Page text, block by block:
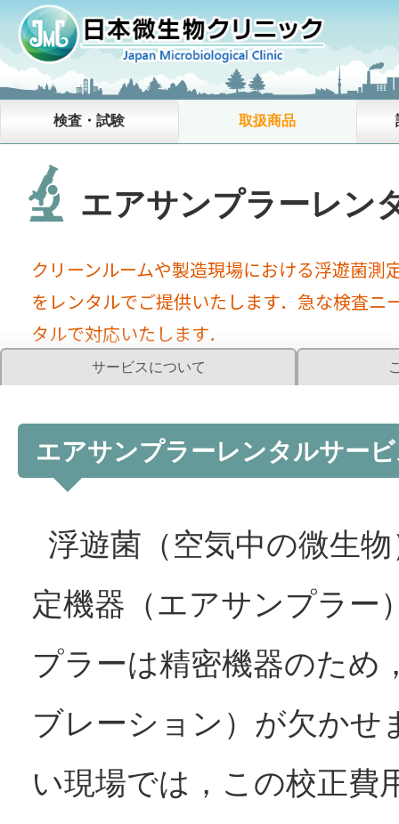
【重要】弊社代
検査・試験 取扱商品
エアサンプラーレン
クリーンルームや製造現場における浮遊菌測
をレンタルでご提供いたします．急な検査ニ
タルで対応いたします．
サービスについて
エアサンプラーレンタルサー
浮遊菌（空気中の微生
定機器（エアサンプラー
プラーは精密機器のため
ブレーション）が欠かせ
い現場では，この校正費